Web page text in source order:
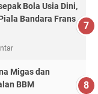
Bola Usia Dini,
Bandara Frans
Migas dan
BBM